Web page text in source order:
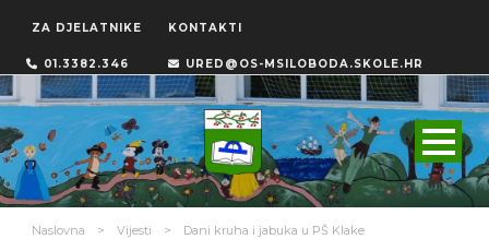
ZA DJELATNIKE KONTAKTI
01.3382.346 URED@OS-MSILOBODA.SKOLE.HR
Naslovna > Vijesti > Dani kruha i jabuka u PŠ Klake